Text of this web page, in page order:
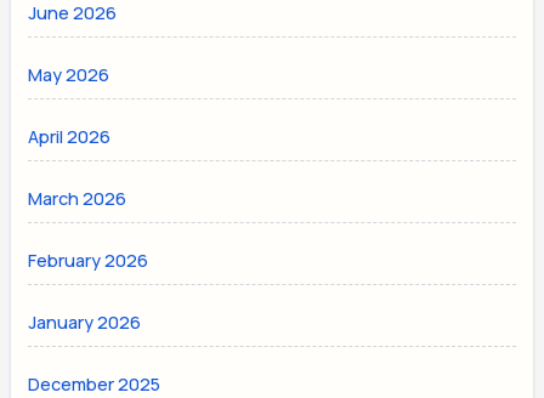
June 2026
May 2026
April 2026
March 2026
February 2026
January 2026
December 2025